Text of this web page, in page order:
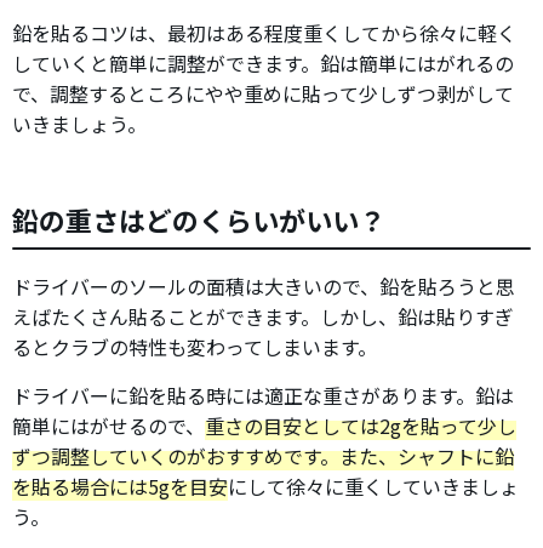
鉛を貼るコツは、最初はある程度重くしてから徐々に軽く
していくと簡単に調整ができます。鉛は簡単にはがれるの
で、調整するところにやや重めに貼って少しずつ剥がして
いきましょう。
鉛の重さはどのくらいがいい？
ドライバーのソールの面積は大きいので、鉛を貼ろうと思
えばたくさん貼ることができます。しかし、鉛は貼りすぎ
るとクラブの特性も変わってしまいます。
ドライバーに鉛を貼る時には適正な重さがあります。鉛は
簡単にはがせるので、 重さの目安としては2gを貼って少し
ずつ調整していくのがおすすめです。また、シャフトに鉛
を貼る場合には5gを目安にして徐々に重くしていきましょ
う。